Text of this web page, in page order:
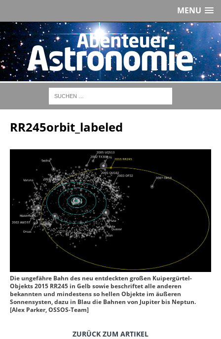
MENU
RR245orbit_labeled
Die ungefähre Bahn des neu entdeckten großen Kuipergürtel-
Objekts 2015 RR245 in Gelb sowie beschriftet alle anderen
bekannten und mindestens so hellen Objekte im äußeren
Sonnensysten, dazu in Blau die Bahnen von Jupiter bis Neptun.
[Alex Parker, OSSOS-Team]
ZURÜCK ZUM ARTIKEL